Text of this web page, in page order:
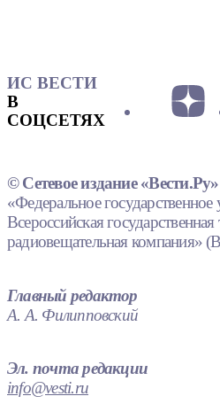
ИС ВЕСТИ
В
СОЦСЕТЯХ
© Сетевое издание «Вести.Ру»
«Федеральное
Всероссийская
радиовещательная компания»
Главный редактор
А. А. Филипповский
Эл. почта редакции
info@vesti.ru